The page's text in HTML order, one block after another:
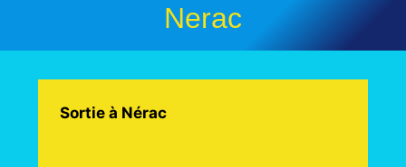
Nerac
Sortie à Nérac